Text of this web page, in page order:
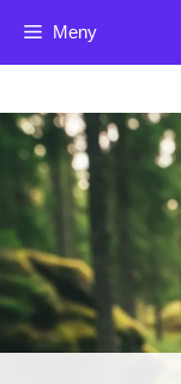
Meny